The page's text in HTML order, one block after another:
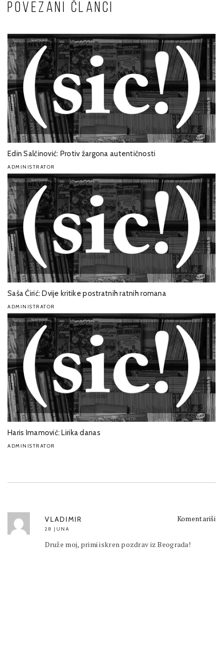
POVEZANI ČLANCI
Edin Salčinović: Protiv žargona autentičnosti
ADMINISTRATOR
Saša Ćirić: Dvije kritike postratnih ratnih romana
ADMINISTRATOR
Haris Imamović: Lirika danas
ADMINISTRATOR
VLADIMIR
28 JUNA
Komentariši
Druže moj, primi iskren pozdrav iz Beograda!